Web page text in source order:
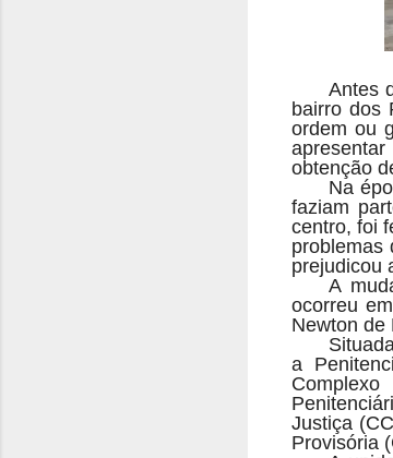
Antes
bairro dos
ordem ou
obtenção
Na
faziam
centro, foi
problemas
prejudicou
A
ocorreu
Newton de
a
Justiça
Provisória